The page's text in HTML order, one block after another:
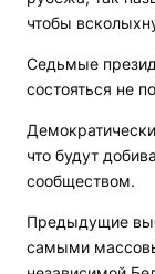
чтобы
Седьмые
состояться не
что будут
сообществом.
Предыдущие
самыми